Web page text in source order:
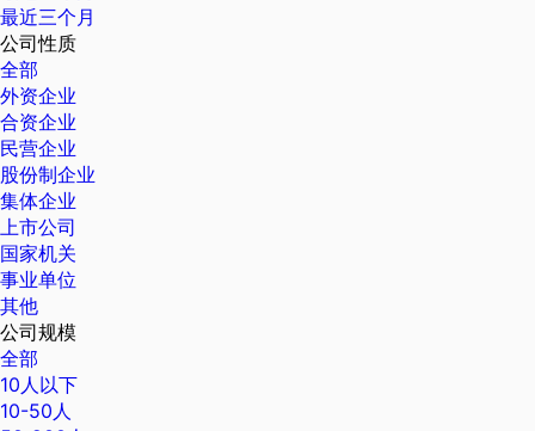
最近三个月
公司性质
全部
外资企业
合资企业
民营企业
股份制企业
集体企业
上市公司
国家机关
事业单位
其他
公司规模
全部
10人以下
10-50人